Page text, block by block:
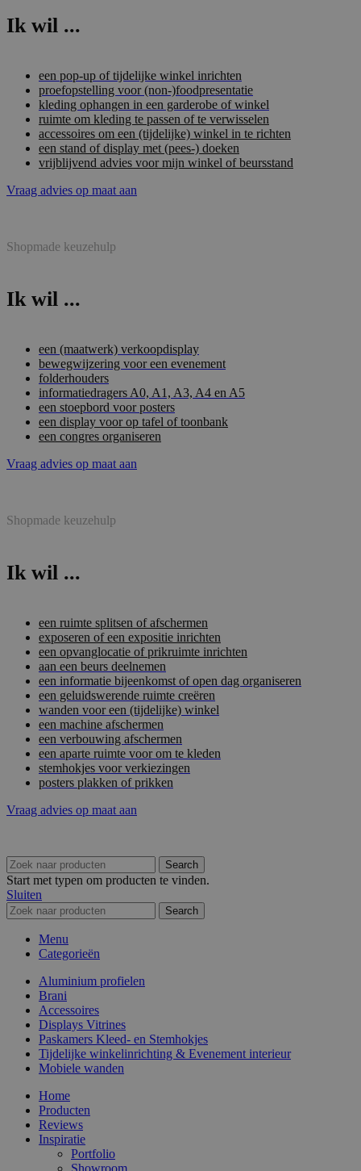
Ik wil ...
een pop-up of tijdelijke winkel inrichten
proefopstelling voor (non-)foodpresentatie
kleding ophangen in een garderobe of winkel
ruimte om kleding te passen of te verwisselen
accessoires om een (tijdelijke) winkel in te richten
een stand of display met (pees-) doeken
vrijblijvend advies voor mijn winkel of beursstand
Vraag advies op maat aan
Shopmade keuzehulp
Ik wil ...
een (maatwerk) verkoopdisplay
bewegwijzering voor een evenement
folderhouders
informatiedragers A0, A1, A3, A4 en A5
een stoepbord voor posters
een display voor op tafel of toonbank
een congres organiseren
Vraag advies op maat aan
Shopmade keuzehulp
Ik wil ...
een ruimte splitsen of afschermen
exposeren of een expositie inrichten
een opvanglocatie of prikruimte inrichten
aan een beurs deelnemen
een informatie bijeenkomst of open dag organiseren
een geluidswerende ruimte creëren
wanden voor een (tijdelijke) winkel
een machine afschermen
een verbouwing afschermen
een aparte ruimte voor om te kleden
stemhokjes voor verkiezingen
posters plakken of prikken
Vraag advies op maat aan
Search
Start met typen om producten te vinden.
Sluiten
Search
Menu
Categorieën
Aluminium profielen
Brani
Accessoires
Displays Vitrines
Paskamers Kleed- en Stemhokjes
Tijdelijke winkelinrichting & Evenement interieur
Mobiele wanden
Home
Producten
Reviews
Inspiratie
Portfolio
Showroom